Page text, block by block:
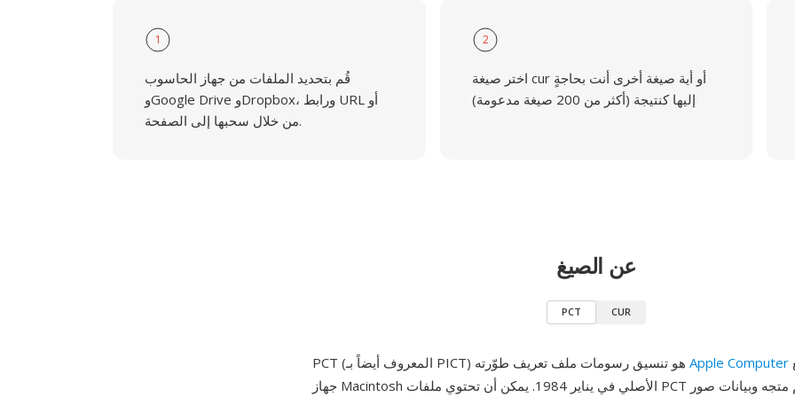
1
قُم بتحديد الملفات من جهاز الحاسوب
وGoogle Drive وDropbox، ورابط URL أو
من خلال سحبها إلى الصفحة.
2
اختر صيغة cur أو أية صيغة أخرى أنت بحاجةٍ
إليها كنتيجة (أكثر من 200 صيغة مدعومة)
عن الصيغ
PCT CUR
Apple Computer
جهاز Macintosh الأصلي في يناير 1984. يمكن أن تحتوي ملفات PCT على أوامر رسم متجه وبيانات صور